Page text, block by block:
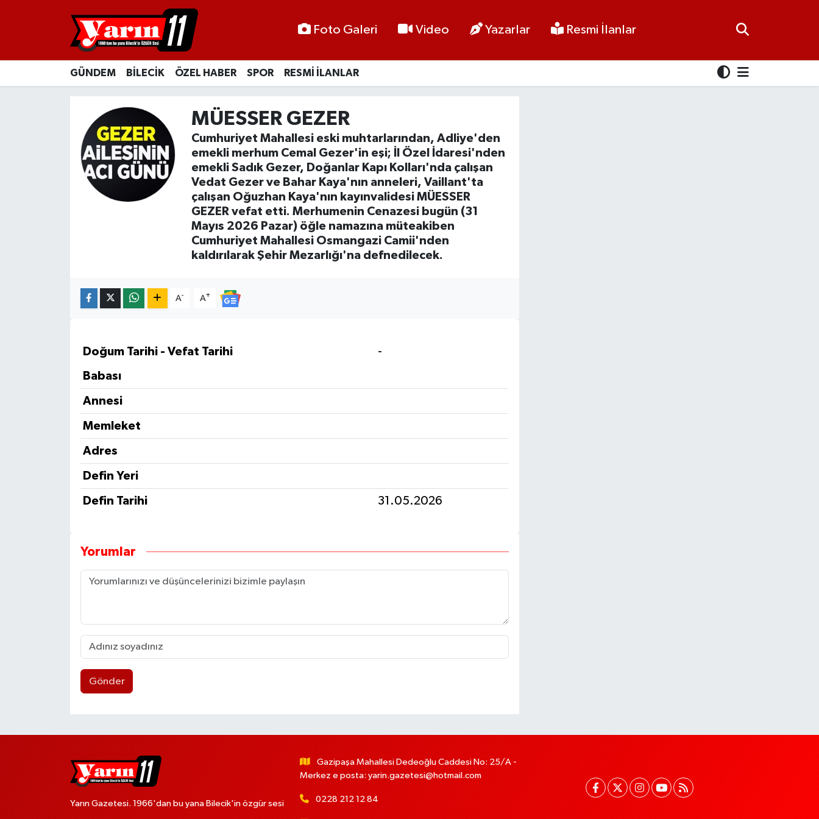
Foto Galeri Video Yazarlar Resmi İlanlar
GÜNDEM BİLECİK ÖZEL HABER SPOR RESMİ İLANLAR
MÜESSER GEZER
Cumhuriyet Mahallesi eski muhtarlarından, Adliye'den
emekli merhum Cemal Gezer'in eşi; İl Özel İdaresi'nden
emekli Sadık Gezer, Doğanlar Kapı Kolları'nda çalışan
Vedat Gezer ve Bahar Kaya'nın anneleri, Vaillant'ta
çalışan Oğuzhan Kaya'nın kayınvalidesi MÜESSER
GEZER vefat etti. Merhumenin Cenazesi bugün (31
Mayıs 2026 Pazar) öğle namazına müteakiben
Cumhuriyet Mahallesi Osmangazi Camii'nden
kaldırılarak Şehir Mezarlığı'na defnedilecek.
A- A+
Doğum Tarihi - Vefat Tarihi
-
Babası
Annesi
Memleket
Adres
Defin Yeri
Defin Tarihi 31.05.2026
Yorumlar
Gönder
Yarın Gazetesi. 1966'dan bu yana Bilecik'in özgür sesi
Gazipaşa Mahallesi Dedeoğlu Caddesi No: 25/A -
Merkez e posta: yarin.gazetesi@hotmail.com
0228 212 12 84
GÜNDEM
BİLECİK
RESMİ İLANLAR
Bilecik Nöbetçi Eczaneler
Bilecik Hava Durumu
Bilecik Namaz Vakitleri
Bilecik Trafik Yoğunluk Haritası
Süper Lig Puan Durumu ve Fikstür